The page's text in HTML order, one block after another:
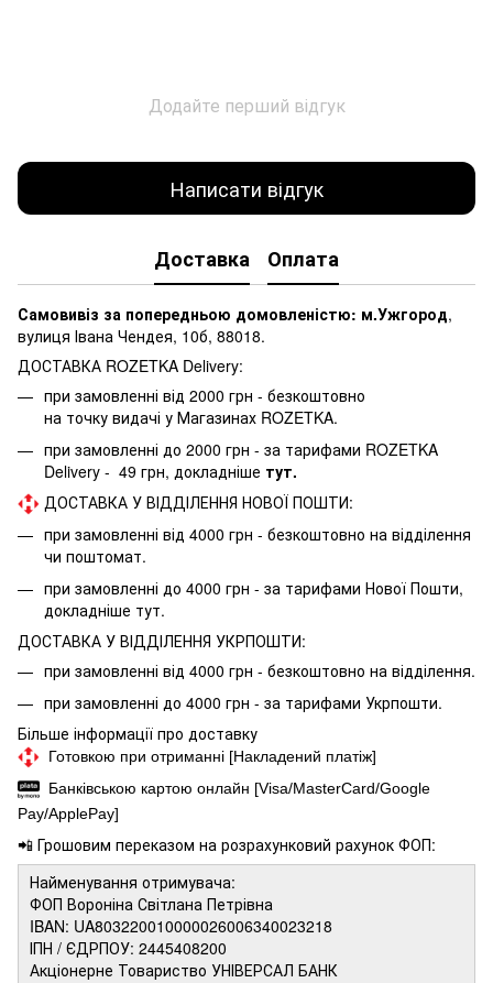
Додайте перший відгук
Написати відгук
Доставка Оплата
Самовивіз за попередньою домовленістю: м.Ужгород,
вулиця Івана Чендея, 10б, 88018.
ДОСТАВКА ROZETKA Delivery:
при замовленні від 2000 грн - безкоштовно
на точку видачі у Магазинах ROZETKA.
при замовленні до 2000 грн - за тарифами ROZETKA
Delivery - 49 грн, докладніше тут.
ДОСТАВКА У ВІДДІЛЕННЯ НОВОЇ ПОШТИ:
при замовленні від 4000 грн - безкоштовно на відділення
чи поштомат.
при замовленні до 4000 грн - за тарифами Нової Пошти,
докладніше тут.
ДОСТАВКА У ВІДДІЛЕННЯ УКРПОШТИ:
при замовленні від 4000 грн - безкоштовно на відділення.
при замовленні до 4000 грн - за тарифами Укрпошти.
Більше інформації про доставку
Готовкою при отриманні [Накладений платіж]
Банківською картою онлайн [Visa/MasterCard/Google
Pay/ApplePay]
📲 Грошовим переказом на розрахунковий рахунок ФОП:
Найменування отримувача:
ФОП Вороніна Світлана Петрівна
IBAN: UA803220010000026006340023218
ІПН / ЄДРПОУ: 2445408200
Акціонерне Товариство УНІВЕРСАЛ БАНК